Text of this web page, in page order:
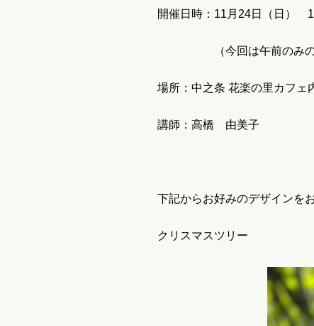
開催日時：11月24日（日）
（今回は午前のみのレッ
場所：中之条 花楽の里カフェ
講師：高橋 由美子
下記からお好みのデザインを
クリスマスツリー